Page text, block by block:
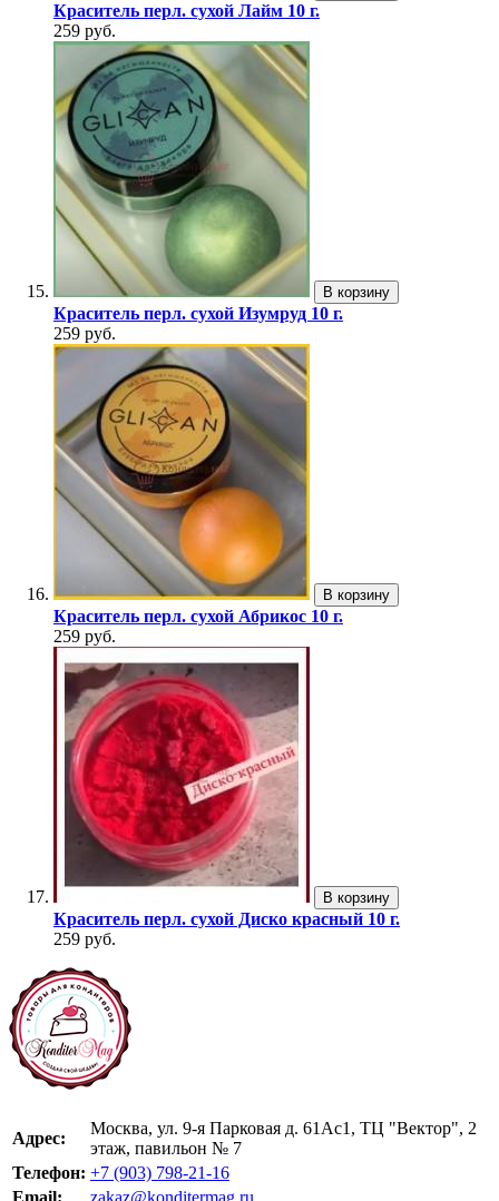
Краситель перл. сухой Лайм 10 г.
259 руб.
В корзину
Краситель перл. сухой Изумруд 10 г.
259 руб.
В корзину
Краситель перл. сухой Абрикос 10 г.
259 руб.
В корзину
Краситель перл. сухой Диско красный 10 г.
259 руб.
Адрес:
Москва, ул. 9-я Парковая д. 61Ас1, ТЦ "Вектор", 2
этаж, павильон № 7
Телефон: +7 (903) 798-21-16
Email:
zakaz@konditermag.ru